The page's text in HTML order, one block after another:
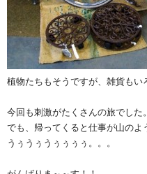
植物たちもそうですが、雑貨もい
今回も刺激がたくさんの旅でした。
でも、帰ってくると仕事が山のよ
うぅうぅうぅぅぅぅ。。。